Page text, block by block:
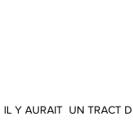
IL Y AURAIT  UN TRACT